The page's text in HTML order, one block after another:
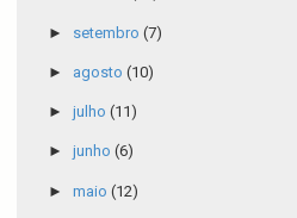
► setembro (7)
► agosto (10)
► julho (11)
► junho (6)
► maio (12)